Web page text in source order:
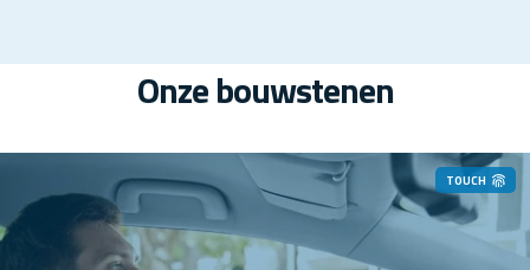
Onze bouwstenen
TOUCH